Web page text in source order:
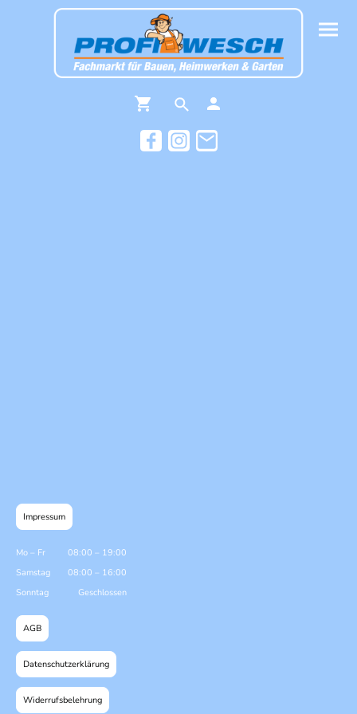
Impressum
Mo – Fr 08:00 – 19:00
Samstag
08:00 – 16:00
Sonntag
Geschlossen
AGB
Datenschutzerklärung
Widerrufsbelehrung